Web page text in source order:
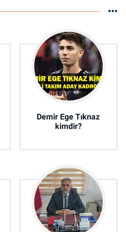
Demir Ege Tıknaz
kimdir?